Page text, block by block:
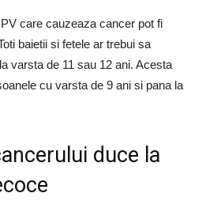
care cauzeaza cancer pot fi
baietii si fetele ar trebui sa
varsta de 11 sau 12 ani. Acesta
cu varsta de 9 ani si pana la
duce la